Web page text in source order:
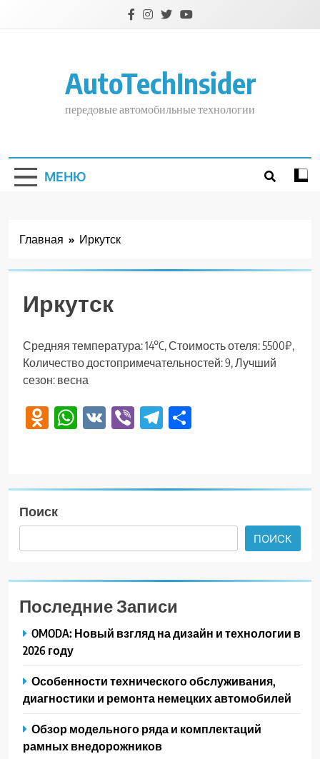
AutoTechInsider
передовые автомобильные технологии
МЕНЮ
Главная Иркутск
Иркутск
Средняя температура: 14°C, Стоимость отеля: 5500₽,
Количество достопримечательностей: 9, Лучший
сезон: весна
Odnoklassniki
WhatsApp
VK ViberTelegram
Поиск
ПОИСК
Последние Записи
OMODA: Новый взгляд на дизайн и технологии в
2026 году
Особенности технического обслуживания,
диагностики и ремонта немецких автомобилей
Обзор модельного ряда и комплектаций
рамных внедорожников